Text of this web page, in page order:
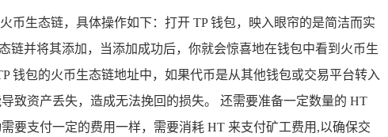
币生态链，具体操作如下：打开 TP 钱包，映入眼帘的是简洁而实
链并将其添加，当添加成功后，你就会惊喜地在钱包中看到火币生
钱包的火币生态链地址中，如果代币是从其他钱包或交易平台转入
致资产丢失，造成无法挽回的损失。 还需要准备一定数量的 HT
要支付一定的费用一样，需要消耗 HT 来支付矿工费用,以确保交